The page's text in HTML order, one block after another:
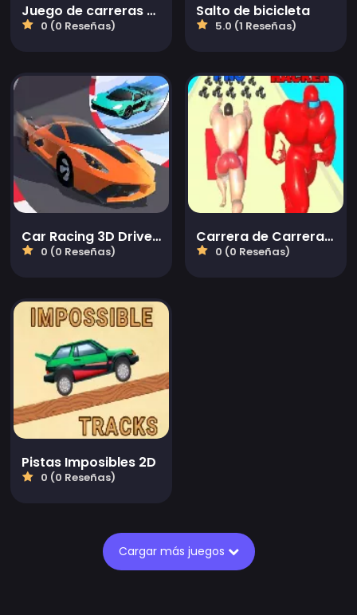
Juego de carreras de autos de acrobacias de pista imposible
0 (0 Reseñas)
Salto de bicicleta
5.0 (1 Reseñas)
Car Racing 3D Drive Mad
0 (0 Reseñas)
Carrera de Carreras de Atletas Musculosos 3D
0 (0 Reseñas)
Pistas Imposibles 2D
0 (0 Reseñas)
Cargar más juegos